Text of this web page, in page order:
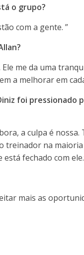
o grupo?
com a gente. ”
me da uma
a melhorar em
foi pressionado
a culpa é nossa.
treinador na maioria
fechado com
mais as